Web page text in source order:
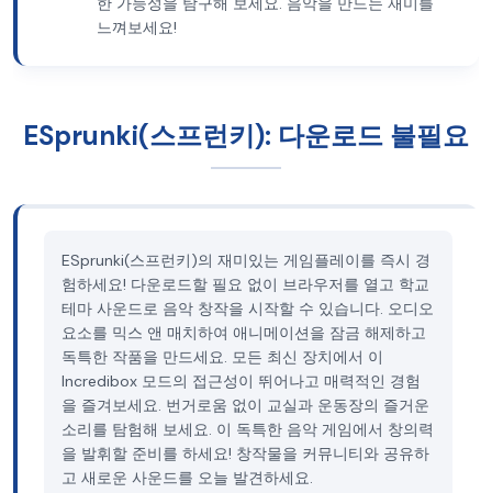
느껴보세요!
ESprunki(스프런키): 다운로드 불필요
ESprunki(스프런키)의 재미있는 게임플레이를 즉시 경
험하세요! 다운로드할 필요 없이 브라우저를 열고 학교
테마 사운드로 음악 창작을 시작할 수 있습니다. 오디오
요소를 믹스 앤 매치하여 애니메이션을 잠금 해제하고
독특한 작품을 만드세요. 모든 최신 장치에서 이
Incredibox 모드의 접근성이 뛰어나고 매력적인 경험
을 즐겨보세요. 번거로움 없이 교실과 운동장의 즐거운
소리를 탐험해 보세요. 이 독특한 음악 게임에서 창의력
을 발휘할 준비를 하세요! 창작물을 커뮤니티와 공유하
고 새로운 사운드를 오늘 발견하세요.